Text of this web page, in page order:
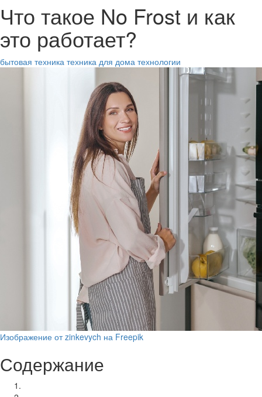
Что такое No Frost и как
это работает?
бытовая техника техника для дома технологии
Изображение от zinkevych на Freepik
Содержание